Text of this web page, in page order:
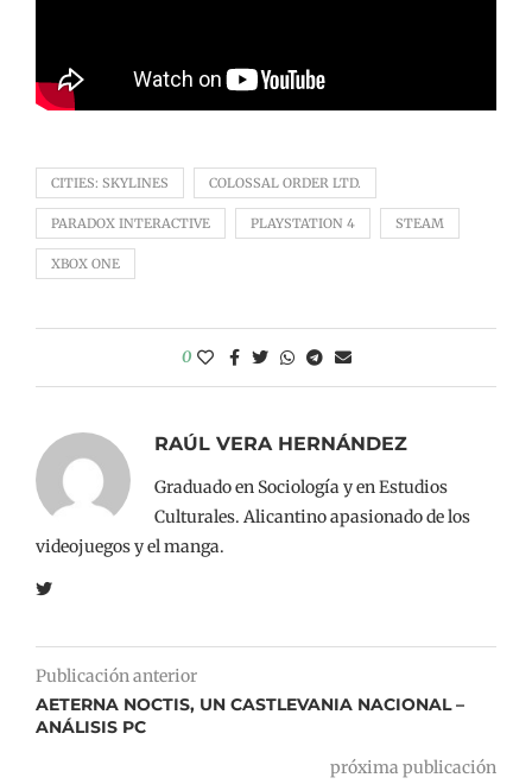
CITIES: SKYLINES COLOSSAL ORDER LTD.
PARADOX INTERACTIVE PLAYSTATION 4 STEAM
XBOX ONE
0
RAÚL VERA HERNÁNDEZ
Graduado en Sociología y en Estudios
Culturales. Alicantino apasionado de los
videojuegos y el manga.
Publicación anterior
AETERNA NOCTIS, UN CASTLEVANIA NACIONAL –
ANÁLISIS PC
próxima publicación